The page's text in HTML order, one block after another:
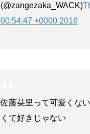
(@zangezaka_WACK)
00:54:47 +0000 2016
佐藤栞里って可愛くな
くて好きじゃない